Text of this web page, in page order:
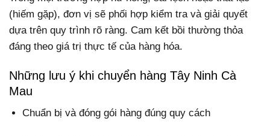
(hiếm gặp), đơn vị sẽ phối hợp kiểm tra và giải quyết
dựa trên quy trình rõ ràng. Cam kết bồi thường thỏa
đáng theo giá trị thực tế của hàng hóa.
Những lưu ý khi chuyển hàng Tây Ninh Cà
Mau
Chuẩn bị và đóng gói hàng đúng quy cách